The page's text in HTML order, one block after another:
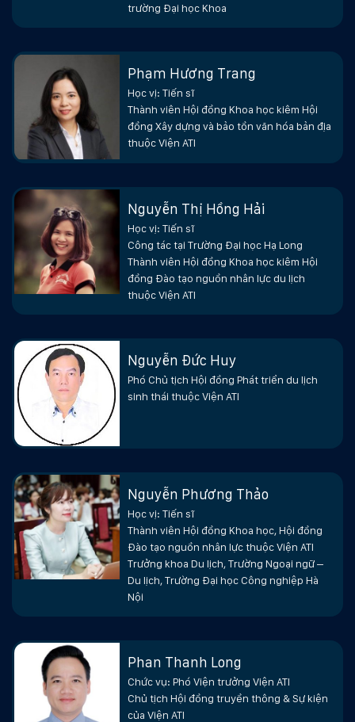
trường Đại học Khoa
Phạm Hương Trang
Học vị: Tiến sĩ
Thành viên Hội đồng Khoa học kiêm Hội
đồng Xây dựng và bảo tồn văn hóa bản địa
thuộc Viện ATI
Nguyễn Thị Hồng Hải
Học vị: Tiến sĩ
Công tác tại Trường Đại học Hạ Long
Thành viên Hội đồng Khoa học kiêm Hội
đồng Đào tạo nguồn nhân lực du lịch
thuộc Viện ATI
Nguyễn Đức Huy
Phó Chủ tịch Hội đồng Phát triển du lịch
sinh thái thuộc Viện ATI
Nguyễn Phương Thảo
Học vị: Tiến sĩ
Thành viên Hội đồng Khoa học, Hội đồng
Đào tạo nguồn nhân lực thuộc Viện ATI
Trưởng khoa Du lịch, Trường Ngoại ngữ –
Du lịch, Trường Đại học Công nghiệp Hà
Nội
Phan Thanh Long
Chức vụ: Phó Viện trưởng Viện ATI
Chủ tịch Hội đồng truyền thông & Sự kiện
của Viện ATI